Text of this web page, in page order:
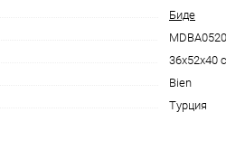
Биде
36x52x40
Bien
Турция